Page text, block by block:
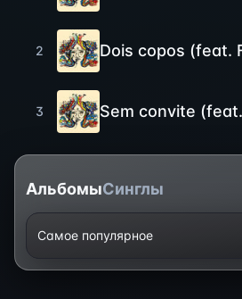
2
3
АльбомыСинглы
Самое популярное